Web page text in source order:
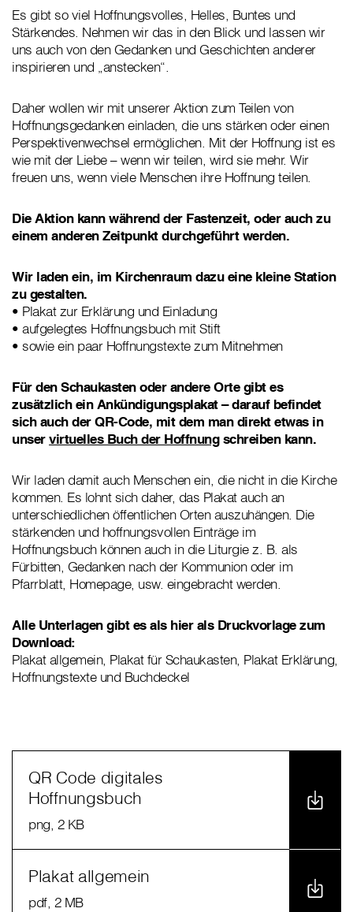
Es gibt so viel Hoffnungsvolles, Helles, Buntes und
Stärkendes. Nehmen wir das in den Blick und lassen wir
uns auch von den Gedanken und Geschichten anderer
inspirieren und „anstecken“.
Daher wollen wir mit unserer Aktion zum Teilen von
Hoffnungsgedanken einladen, die uns stärken oder einen
Perspektivenwechsel ermöglichen. Mit der Hoffnung ist es
wie mit der Liebe – wenn wir teilen, wird sie mehr. Wir
freuen uns, wenn viele Menschen ihre Hoffnung teilen.
Die Aktion kann während der Fastenzeit, oder auch zu
einem anderen Zeitpunkt durchgeführt werden.
Wir laden ein, im Kirchenraum dazu eine kleine Station
zu gestalten.
• Plakat zur Erklärung und Einladung
• aufgelegtes Hoffnungsbuch mit Stift
• sowie ein paar Hoffnungstexte zum Mitnehmen
Für den Schaukasten oder andere Orte gibt es
zusätzlich ein Ankündigungsplakat – darauf befindet
sich auch der QR-Code, mit dem man direkt etwas in
unservirtuelles Buch der Hoffnungschreiben kann.
Wir laden damit auch Menschen ein, die nicht in die Kirche
kommen. Es lohnt sich daher, das Plakat auch an
unterschiedlichen öffentlichen Orten auszuhängen. Die
stärkenden und hoffnungsvollen Einträge im
Hoffnungsbuch können auch in die Liturgie z. B. als
Fürbitten, Gedanken nach der Kommunion oder im
Pfarrblatt, Homepage, usw. eingebracht werden.
Alle Unterlagen gibt es als hier als Druckvorlage zum
Download:
Plakat allgemein, Plakat für Schaukasten, Plakat Erklärung,
Hoffnungstexte und Buchdeckel
QR Code digitales
Hoffnungsbuch
png, 2 KB
Plakat allgemein
pdf, 2 MB